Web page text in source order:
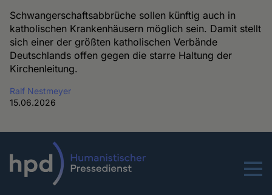
Schwangerschaftsabbrüche sollen künftig auch in
katholischen Krankenhäusern möglich sein. Damit stellt
sich einer der größten katholischen Verbände
Deutschlands offen gegen die starre Haltung der
Kirchenleitung.
Ralf Nestmeyer
15.06.2026
Menu